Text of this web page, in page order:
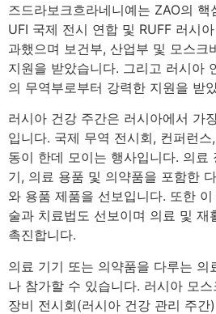
즈드라보크흐라네니예는 ZAO의
UFI 국제 전시 연합 및 RUFF 러시
과했으며 보건부, 산업부 및 모스크
지원을 받았습니다. 그리고 러시아
의 무역부로부터 강력한 지원을 받
러시아 건강 주간은 러시아에서 가
입니다. 국제 무역 전시회, 컨퍼런
동이 한데 모이는 행사입니다. 의료
기, 의료 용품 및 의약품을 포함한
와 용품 제품을 선보입니다. 또한
술과 치료법도 선보이며 의료 및 재
촉진합니다.
의료 기기 또는 의약품을 다루는 의
나 참가할 수 있습니다. 러시아 모
장비 전시회(러시아 건강 관리 주간